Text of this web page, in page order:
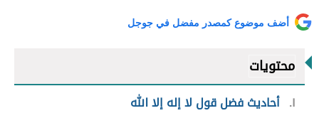
أضف موضوع كمصدر مفضل في جوجل
محتويات
١ أحاديث فضل قول لا إله إلا الله